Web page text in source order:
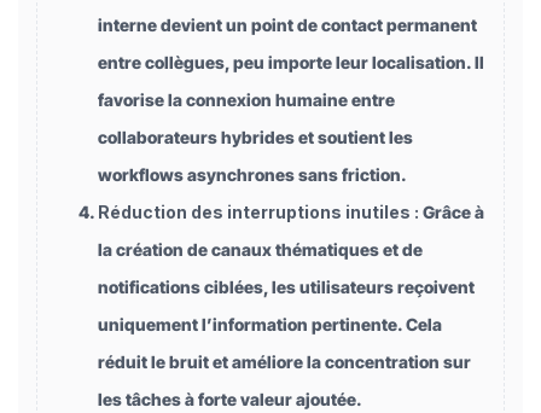
interne devient un point de contact permanent
entre collègues, peu importe leur localisation. Il
favorise la connexion humaine entre
collaborateurs hybrides et soutient les
workflows asynchrones sans friction.
Réduction des interruptions inutiles : Grâce à
la création de canaux thématiques et de
notifications ciblées, les utilisateurs reçoivent
uniquement l’information pertinente. Cela
réduit le bruit et améliore la concentration sur
les tâches à forte valeur ajoutée.